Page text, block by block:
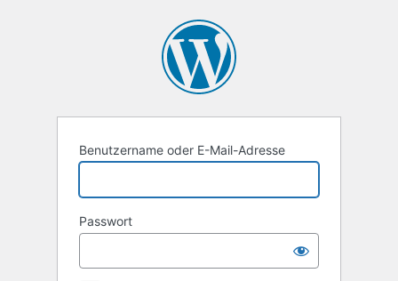
Benutzername oder E-Mail-Adresse
Passwort